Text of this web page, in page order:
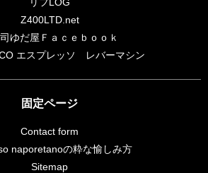
リフLOG
Z400LTD.net
ゆだ屋Ｆａｃｅｂｏｏｋ
エスプレッソ レバーマシン
固定ページ
Contact form
naporetanoの粋な愉しみ方
Sitemap